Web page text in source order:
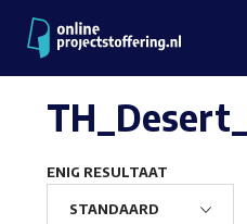
ENIG RESULTAAT